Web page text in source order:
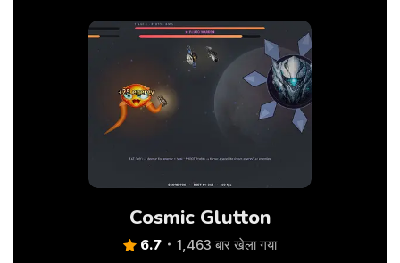
Cosmic Glutton
6.7 1,463 बार खेला गया